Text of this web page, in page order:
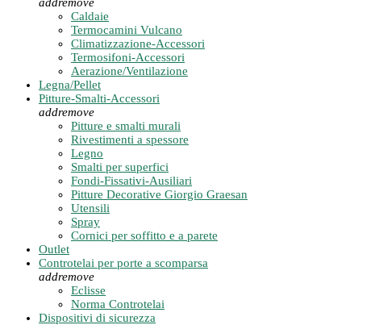
Caldaie
Termocamini Vulcano
Climatizzazione-Accessori
Termosifoni-Accessori
Aerazione/Ventilazione
Legna/Pellet
Pitture-Smalti-Accessori
addremove
Pitture e smalti murali
Rivestimenti a spessore
Legno
Smalti per superfici
Fondi-Fissativi-Ausiliari
Pitture Decorative Giorgio Graesan
Utensili
Spray
Cornici per soffitto e a parete
Outlet
Controtelai per porte a scomparsa
addremove
Eclisse
Norma Controtelai
Dispositivi di sicurezza